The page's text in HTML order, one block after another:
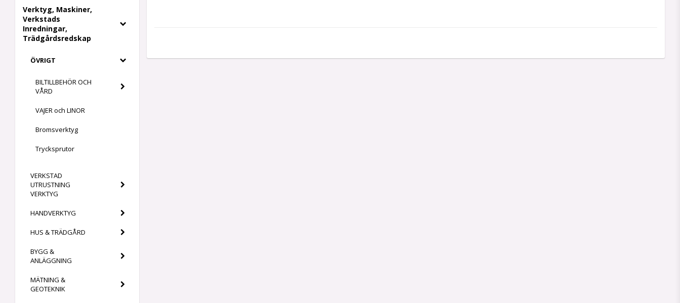
Verktyg, Maskiner,
Verkstads
Inredningar,
Trädgårdsredskap
ÖVRIGT
BILTILLBEHÖR OCH
VÅRD
VAJER och LINOR
Bromsverktyg
Trycksprutor
VERKSTAD
UTRUSTNING
VERKTYG
HANDVERKTYG
HUS & TRÄDGÅRD
BYGG &
ANLÄGGNING
MÄTNING &
GEOTEKNIK